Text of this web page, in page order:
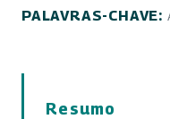
PALAVRAS-CHAVE:
Resumo